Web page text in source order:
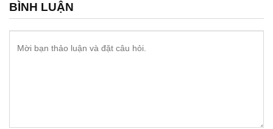
BÌNH LUẬN